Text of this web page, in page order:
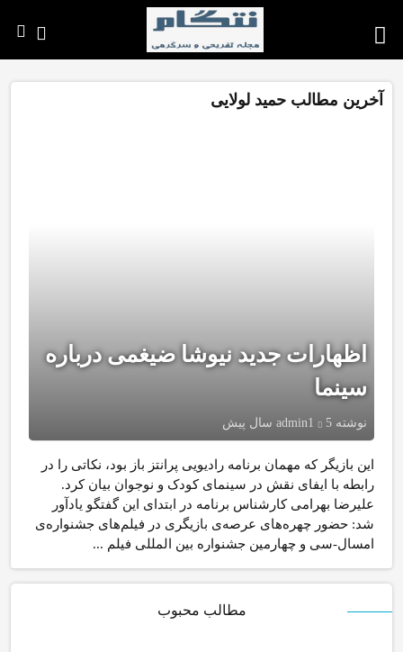
آخرین مطالب حمید لولایی
اظهارات جدید نیوشا ضیغمی درباره
سینما
نوشته admin1 5 سال پیش
این بازیگر که مهمان برنامه رادیویی پرانتز باز بود، نکاتی را در
رابطه با ایفای نقش در سینمای کودک و نوجوان بیان کرد.
علیرضا بهرامی کارشناس برنامه در ابتدای این گفتگو یادآور
شد: حضور چهره‌های عرصه‌ی بازیگری در فیلم‌های جشنواره‌ی
امسال-سی و چهارمین جشنواره بین المللی فیلم ...
مطالب محبوب